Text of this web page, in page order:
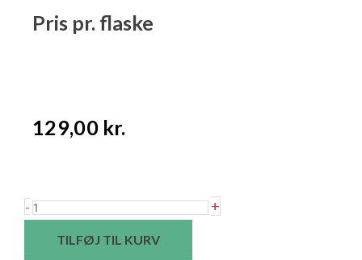
Pris pr. flaske
129,00 kr.
- Frères
+
TILFØJ TIL KURV